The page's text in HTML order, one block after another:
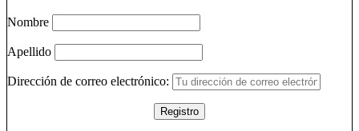
Nombre
Apellido
Dirección de correo electrónico: